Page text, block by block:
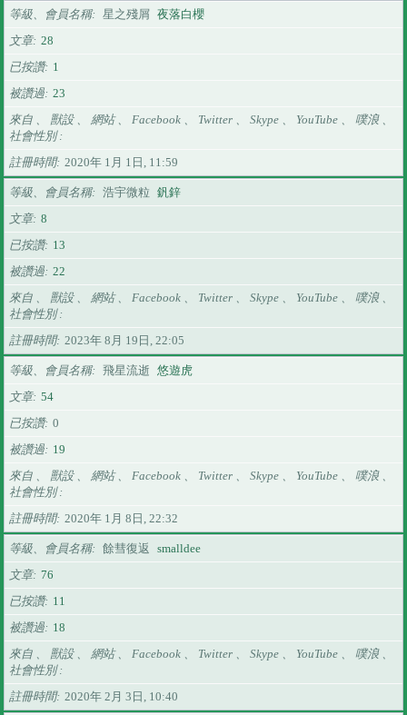
等級、會員名稱 星之殘屑 夜落白櫻
文章 28
已按讚
1
被讚過 23
來自 、 獸設 、 網站 、 Facebook 、 Twitter 、 Skype 、 YouTube 、 噗浪 、
社會性別
註冊時間
2020年 1月 1日, 11:59
等級、會員名稱 浩宇微粒 釩鋅
文章 8
已按讚
13
被讚過 22
來自 、 獸設 、 網站 、 Facebook 、 Twitter 、 Skype 、 YouTube 、 噗浪 、
社會性別
註冊時間
2023年 8月 19日, 22:05
等級、會員名稱 飛星流逝 悠遊虎
文章 54
已按讚 0
被讚過
19
來自 、 獸設 、 網站 、 Facebook 、 Twitter 、 Skype 、 YouTube 、 噗浪 、
社會性別
註冊時間
2020年 1月 8日, 22:32
等級、會員名稱 餘彗復返
smalldee
文章 76
已按讚
11
被讚過
18
來自 、 獸設 、 網站 、 Facebook 、 Twitter 、 Skype 、 YouTube 、 噗浪 、
社會性別
註冊時間
2020年 2月 3日, 10:40